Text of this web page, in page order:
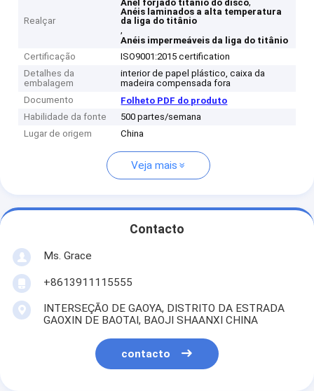
Realçar
Anel forjado titânio do disco
Anéis laminados a alta temperatura
da liga do titânio
,
Anéis impermeáveis da liga do titânio
Certificação
ISO9001:2015 certification
Detalhes da
embalagem
interior de papel plástico, caixa da
madeira compensada fora
Documento
Folheto PDF do produto
Habilidade da fonte
500 partes/semana
Lugar de origem
China
Veja mais
Contacto
Ms. Grace
+8613911115555
INTERSEÇÃO DE GAOYA, DISTRITO DA ESTRADA
GAOXIN DE BAOTAI, BAOJI SHAANXI CHINA
contacto